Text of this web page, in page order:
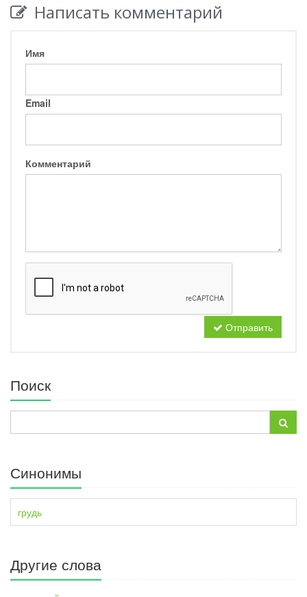
Написать комментарий
Имя
Email
Комментарий
Отправить
Поиск
Синонимы
грудь
Другие слова